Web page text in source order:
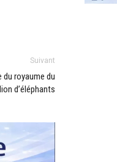
Suivant
du royaume du
d’éléphants